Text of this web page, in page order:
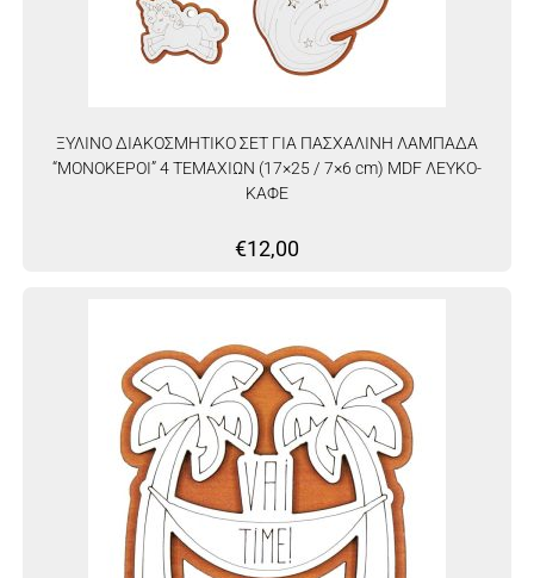
ΞΥΛΙΝΟ ΔΙΑΚΟΣΜΗΤΙΚΟ ΣΕΤ ΓΙΑ ΠΑΣΧΑΛΙΝΗ ΛΑΜΠΑΔΑ
“ΜΟΝΟΚΕΡΟΙ” 4 ΤΕΜΑΧΙΩΝ (17×25 / 7×6 cm) MDF ΛΕΥΚΟ-
ΚΑΦΕ
€12,00